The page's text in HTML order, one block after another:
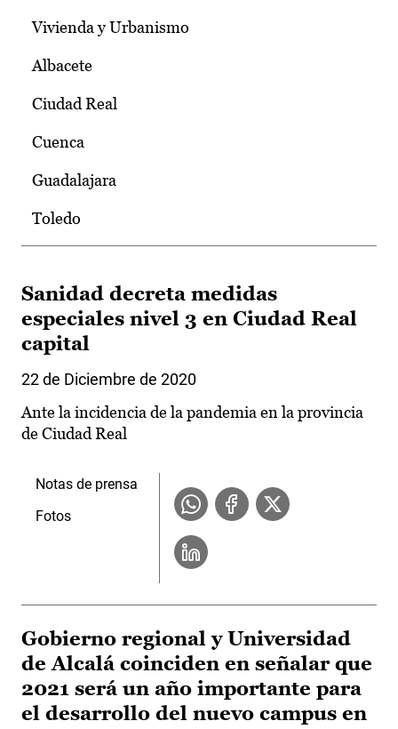
Vivienda y Urbanismo
Albacete
Ciudad Real
Cuenca
Guadalajara
Toledo
Sanidad decreta medidas
especiales nivel 3 en Ciudad Real
capital
22 de Diciembre de 2020
Ante la incidencia de la pandemia en la provincia
de Ciudad Real
Notas de prensa
Fotos
Gobierno regional y Universidad
de Alcalá coinciden en señalar que
2021 será un año importante para
el desarrollo del nuevo campus en